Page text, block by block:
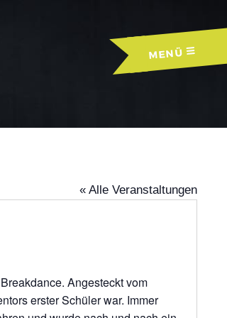
MENÜ
« Alle Veranstaltungen
Angesteckt vom
erster Schüler war. Immer